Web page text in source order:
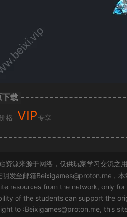
下载
格 VIP专享
资源来源于网络，仅供玩家学习交流之
明发至邮箱Beixigames@proton.me ，
resources from the network, only
of the students can support the
to :Beixigames@proton.me, this